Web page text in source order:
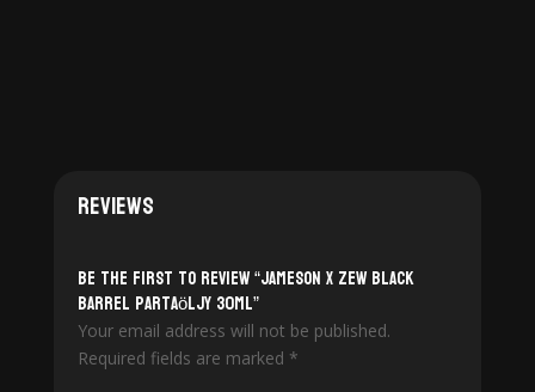
Reviews
Be the first to review “Jameson x Zew Black
Barrel Partaöljy 30ml”
Your email address will not be published.
Required fields are marked *